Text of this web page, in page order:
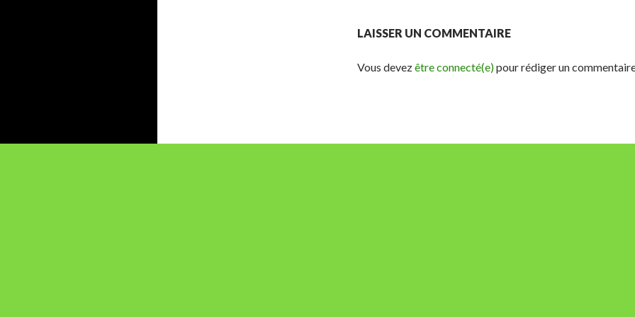
LAISSER UN COMMENTAIRE
Vous devezêtre connecté(e)pour rédiger un